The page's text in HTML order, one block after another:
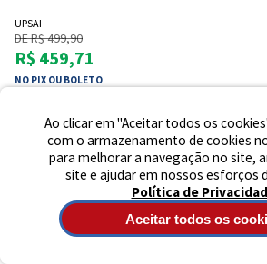
Ao clicar em "Aceitar todos os
com o armazenamento de cookies
para melhorar a navegação no site,
site e ajudar em nossos esforços
Política de
Aceitar todos os
UPSAI
DE R$ 499,90
R$ 459,71
NO PIX OU BOLETO
1 2 3 4
Iniciar